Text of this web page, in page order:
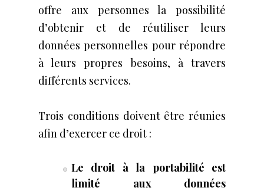
offre aux personnes la possibilité
d’obtenir et de réutiliser leurs
données personnelles pour répondre
à leurs propres besoins, à travers
différents services.
Trois conditions doivent être réunies
afin d’exercer ce droit :
Le droit à la portabilité est
limité aux données